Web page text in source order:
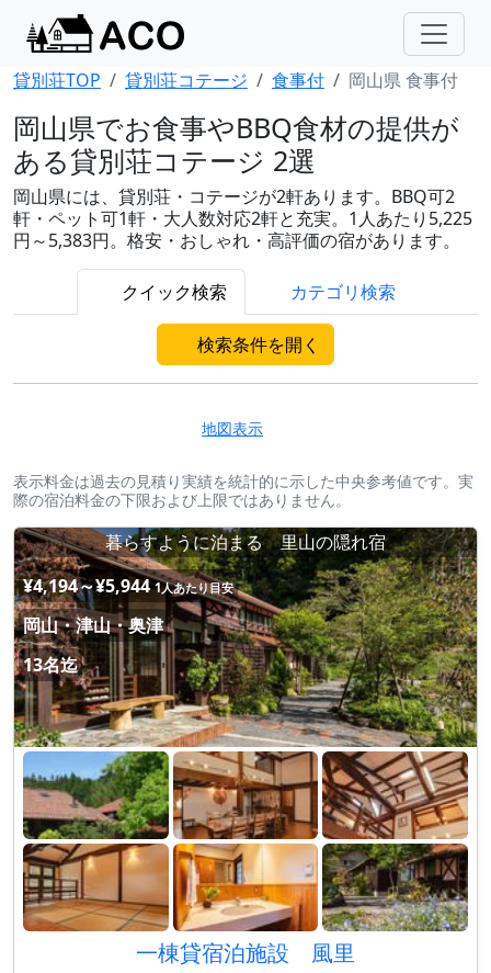
貸別荘TOP 貸別荘コテージ 食事付 岡山県 食事付
岡山県でお食事やBBQ食材の提供が
ある貸別荘コテージ 2選
岡山県には、貸別荘・コテージが2軒あります。BBQ可2
軒・ペット可1軒・大人数対応2軒と充実。1人あたり5,225
円～5,383円。格安・おしゃれ・高評価の宿があります。
クイック検索 カテゴリ検索
検索条件を開く
地図表示
表示料金は過去の見積り実績を統計的に示した中央参考値です。実
際の宿泊料金の下限および上限ではありません。
暮らすように泊まる 里山の隠れ宿
¥4,194～¥5,944 1人あたり目安
岡山・津山・奥津
13名迄
一棟貸宿泊施設 風里